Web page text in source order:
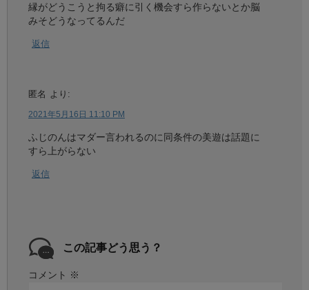
縁がどうこうと拘る癖に引く機会すら作らないとか脳
みそどうなってるんだ
返信
匿名 より:
2021年5月16日 11:10 PM
ふじのんはマダー言われるのに同条件の美遊は話題に
すら上がらない
返信
この記事どう思う？
コメント ※